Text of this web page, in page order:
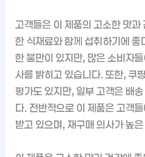
고객들은 이 제품의 고소한 맛
한 식재료와 함께 섭취하기에
한 불만이 있지만, 많은 소비자
사를 밝히고 있습니다. 또한, 쿠
평가도 있지만, 일부 고객은 배
다. 전반적으로 이 제품은 고객
받고 있으며, 재구매 의사가 높